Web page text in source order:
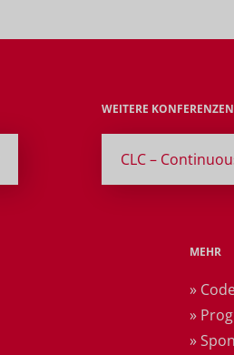
WEITERE KONFERENZEN
CLC –
MEHR
»
»
»